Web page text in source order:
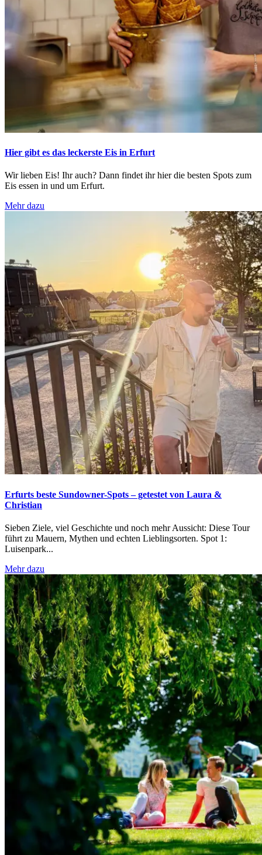
Hier gibt es das leckerste Eis in Erfurt
Wir lieben Eis! Ihr auch? Dann findet ihr hier die besten Spots zum
Eis essen in und um Erfurt.
Mehr dazu
Erfurts beste Sundowner-Spots – getestet von Laura &
Christian
Sieben Ziele, viel Geschichte und noch mehr Aussicht: Diese Tour
führt zu Mauern, Mythen und echten Lieblingsorten. Spot 1:
Luisenpark...
Mehr dazu